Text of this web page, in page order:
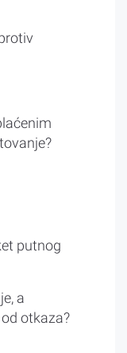
putnog
a
otkaza?